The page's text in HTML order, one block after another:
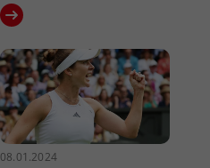
08.01.2024